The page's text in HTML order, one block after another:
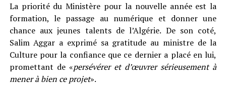
La priorité du Ministère pour la nouvelle année est la
formation, le passage au numérique et donner une
chance aux jeunes talents de l’Algérie. De son coté,
Salim Aggar a exprimé sa gratitude au ministre de la
Culture pour la confiance que ce dernier a placé en lui,
promettant de «persévérer et d’œuvrer sérieusement à
mener à bien ce projet».